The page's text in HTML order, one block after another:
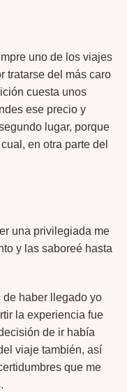
uno de los viajes
tratarse del más caro
cuesta unos
ese precio y
lugar, porque
en otra parte del
una privilegiada me
y las saboreé hasta
de haber llegado yo
la experiencia fue
de ir había
viaje también, así
que me